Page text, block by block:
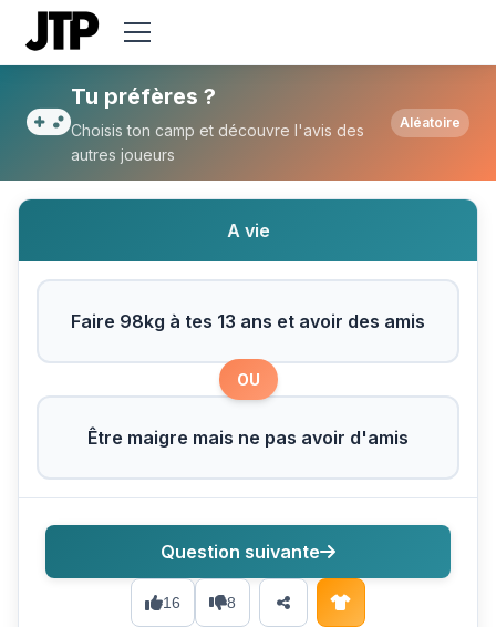
Tu préfères Faire 98kg à tes 13 ans et
Tu préfères ?
Choisis ton camp et découvre l'avis des
autres joueurs
Aléatoire
A vie
Faire 98kg à tes 13 ans et avoir des amis
OU
Être maigre mais ne pas avoir d'amis
16 8
Question suivante